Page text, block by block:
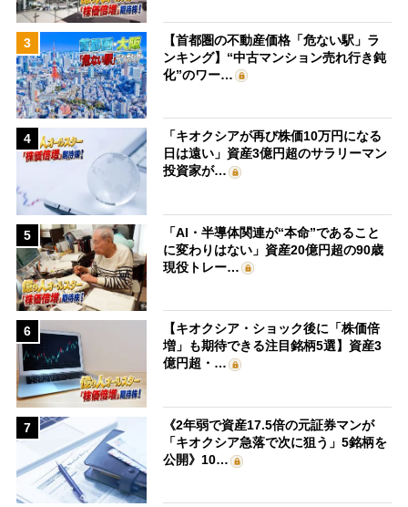
3
【首都圏の不動産価格「危ない駅」ラ
ンキング】“中古マンション売れ行き鈍
化”のワー…
4
「キオクシアが再び株価10万円になる
日は遠い」資産3億円超のサラリーマン
投資家が…
5
「AI・半導体関連が“本命”であること
に変わりはない」資産20億円超の90歳
現役トレー…
6
【キオクシア・ショック後に「株価倍
増」も期待できる注目銘柄5選】資産3
億円超・…
7
《2年弱で資産17.5倍の元証券マンが
「キオクシア急落で次に狙う」5銘柄を
公開》10…